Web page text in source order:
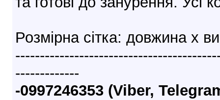
Розмірна сітка: довжина х
-------------
-0997246353 (Viber,